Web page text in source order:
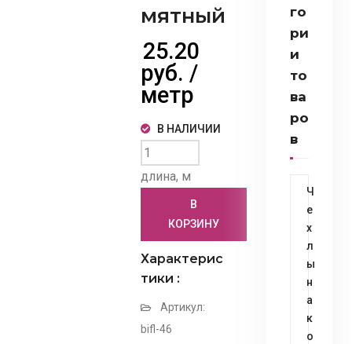
мятный
25.20
руб. /
метр
В НАЛИЧИИ
длина, м
В
КОРЗИНУ
Характерис
тики :
Артикул:
bifl-46
го
ри
и
то
ва
ро
в
Ч
е
х
л
ы
н
а
к
о